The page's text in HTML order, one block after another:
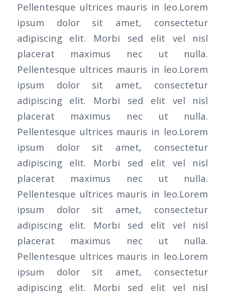
Pellentesque ultrices mauris in leo.Lorem
ipsum dolor sit amet, consectetur
adipiscing elit. Morbi sed elit vel nisl
placerat maximus nec ut nulla.
Pellentesque ultrices mauris in leo.Lorem
ipsum dolor sit amet, consectetur
adipiscing elit. Morbi sed elit vel nisl
placerat maximus nec ut nulla.
Pellentesque ultrices mauris in leo.Lorem
ipsum dolor sit amet, consectetur
adipiscing elit. Morbi sed elit vel nisl
placerat maximus nec ut nulla.
Pellentesque ultrices mauris in leo.Lorem
ipsum dolor sit amet, consectetur
adipiscing elit. Morbi sed elit vel nisl
placerat maximus nec ut nulla.
Pellentesque ultrices mauris in leo.Lorem
ipsum dolor sit amet, consectetur
adipiscing elit. Morbi sed elit vel nisl